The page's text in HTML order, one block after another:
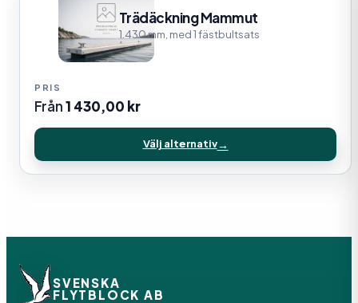
Trädäckning Mammut
1.430 mm, med 1 fästbultsats
Från1 430,00 kr
Välj alternativ
SVENSKA
FLYTBLOCK AB